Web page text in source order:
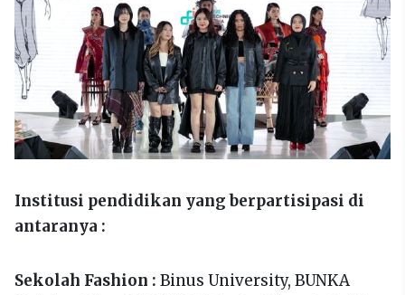
Institusi pendidikan yang berpartisipasi di
antaranya :
Sekolah Fashion : Binus University, BUNKA